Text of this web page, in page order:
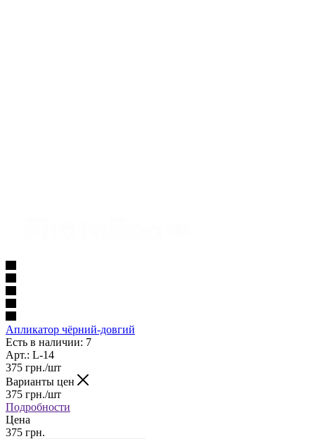
Апликатор чёрний-довгий
Есть в наличии: 7
Арт.: L-14
375 грн./шт
Варианты цен
375 грн./шт
Подробности
Цена
375 грн.